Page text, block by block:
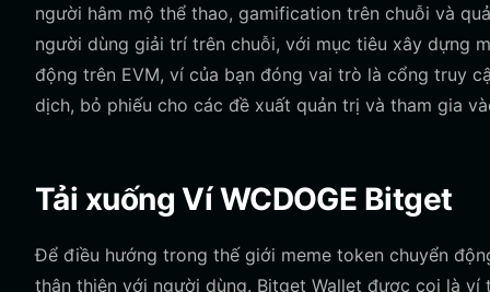
người hâm mộ thể thao, gamification trên chuỗi và
người dùng giải trí trên chuỗi, với mục tiêu xây dựng
động trên EVM, ví của bạn đóng vai trò là cổng truy
dịch, bỏ phiếu cho các đề xuất quản trị và tham gia
Tải xuống Ví WCDOGE Bitget
Để điều hướng trong thế giới meme token chuyển
thân thiện với người dùng. Bitget Wallet được coi là